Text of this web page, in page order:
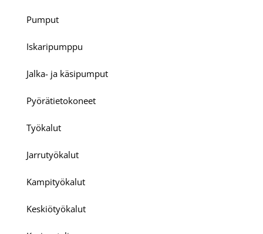
Pumput
Iskaripumppu
Jalka- ja käsipumput
Pyörätietokoneet
Työkalut
Jarrutyökalut
Kampityökalut
Keskiötyökalut